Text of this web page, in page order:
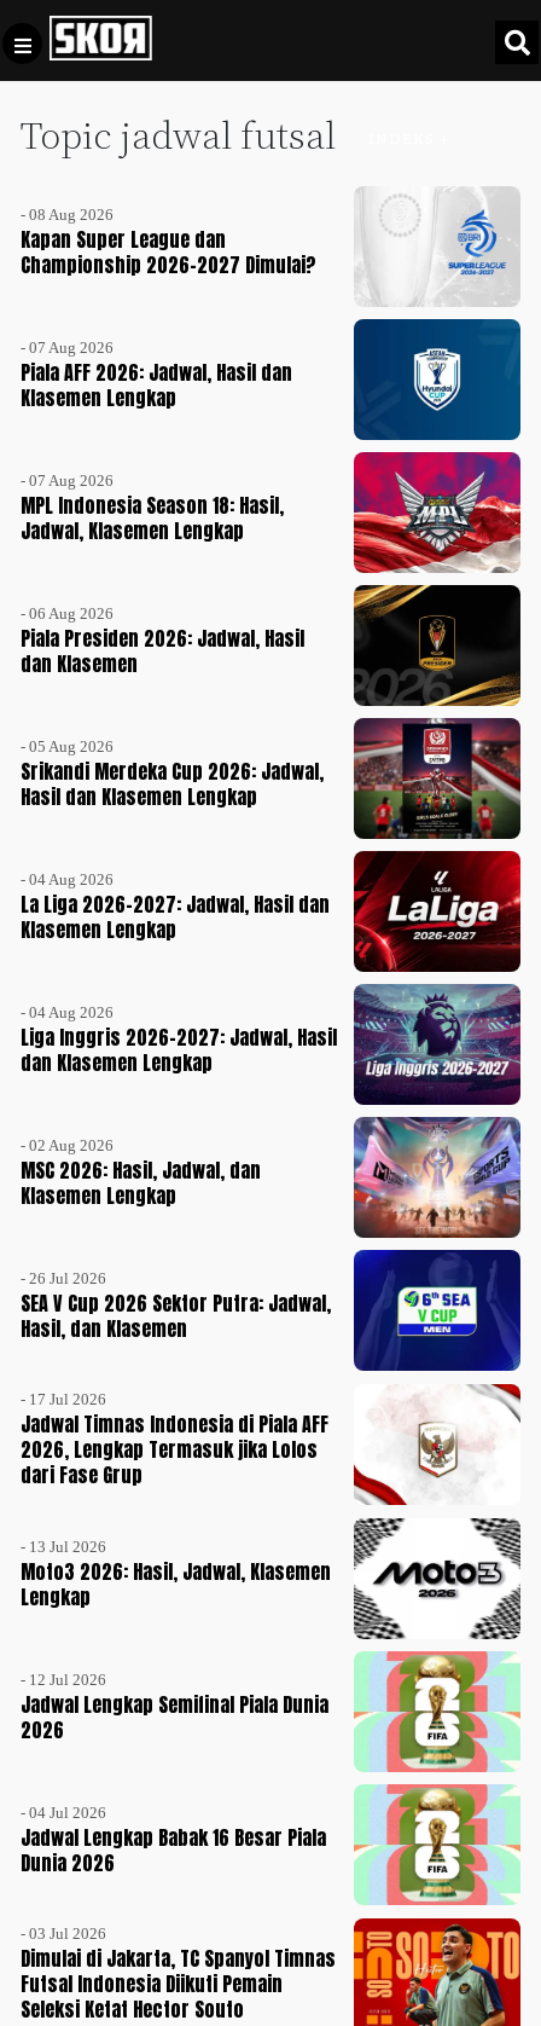
Topic jadwal futsal
- 08 Aug 2026
Kapan Super League dan
Championship 2026-2027 Dimulai?
- 07 Aug 2026
Piala AFF 2026: Jadwal, Hasil dan
Klasemen Lengkap
- 07 Aug 2026
MPL Indonesia Season 18: Hasil,
Jadwal, Klasemen Lengkap
- 06 Aug 2026
Piala Presiden 2026: Jadwal, Hasil
dan Klasemen
- 05 Aug 2026
Srikandi Merdeka Cup 2026: Jadwal,
Hasil dan Klasemen Lengkap
- 04 Aug 2026
La Liga 2026-2027: Jadwal, Hasil dan
Klasemen Lengkap
- 04 Aug 2026
Liga Inggris 2026-2027: Jadwal, Hasil
dan Klasemen Lengkap
- 02 Aug 2026
MSC 2026: Hasil, Jadwal, dan
Klasemen Lengkap
- 26 Jul 2026
SEA V Cup 2026 Sektor Putra: Jadwal,
Hasil, dan Klasemen
- 17 Jul 2026
Jadwal Timnas Indonesia di Piala AFF
2026, Lengkap Termasuk jika Lolos
dari Fase Grup
- 13 Jul 2026
Moto3 2026: Hasil, Jadwal, Klasemen
Lengkap
- 12 Jul 2026
Jadwal Lengkap Semifinal Piala Dunia
2026
- 04 Jul 2026
Jadwal Lengkap Babak 16 Besar Piala
Dunia 2026
- 03 Jul 2026
Dimulai di Jakarta, TC Spanyol Timnas
Futsal Indonesia Diikuti Pemain
Seleksi Ketat Hector Souto
Football +
Culture
Timnas
Indonesia
SPECIAL
Video
Privacy
Pedoman
Pemberitaan
Media
Disclaimer
Tentang